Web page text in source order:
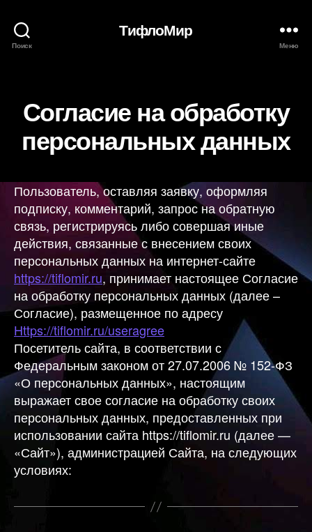
Поиск
ТифлоМир
Меню
Согласие на обработку
персональных данных
Пользователь, оставляя заявку, оформляя
подписку, комментарий, запрос на обратную
связь, регистрируясь либо совершая иные
действия, связанные с внесением своих
персональных данных на интернет-сайте
https://tiflomir.ru, принимает настоящее Согласие
на обработку персональных данных (далее –
Согласие), размещенное по адресу
Https://tiflomir.ru/useragree
Посетитель сайта, в соответствии с
Федеральным законом от 27.07.2006 № 152-ФЗ
«О персональных данных», настоящим
выражает свое согласие на обработку своих
персональных данных, предоставленных при
использовании сайта https://tiflomir.ru (далее —
«Сайт»), администрацией Сайта, на следующих
условиях: